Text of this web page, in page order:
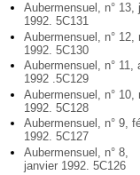
Aubermensuel, n° 13,
1992. 5C131
Aubermensuel, n° 12,
1992. 5C130
Aubermensuel, n° 11,
1992 .5C129
Aubermensuel, n° 10,
1992. 5C128
Aubermensuel, n° 9,
1992. 5C127
Aubermensuel, n° 8,
janvier 1992. 5C126